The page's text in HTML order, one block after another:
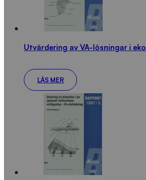
Utvärdering av VA-lösningar i
LÄS MER